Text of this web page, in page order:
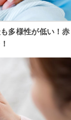
多様性が低い！赤